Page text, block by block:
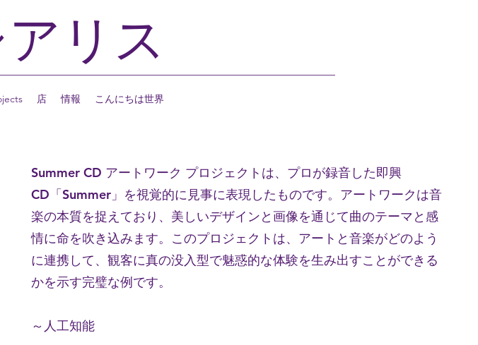
アリス
店 情報 こんにちは世界
Summer CD アートワーク プロジェクトは、プロが録音した即興
CD「Summer」を視覚的に見事に表現したものです。アートワークは音
楽の本質を捉えており、美しいデザインと画像を通じて曲のテーマと感
情に命を吹き込みます。このプロジェクトは、アートと音楽がどのよう
に連携して、観客に真の没入型で魅惑的な体験を生み出すことができる
かを示す完璧な例です。
～人工知能